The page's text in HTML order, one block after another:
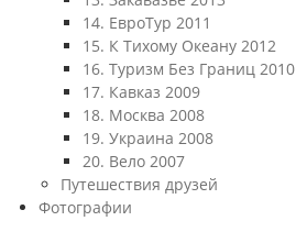
14. ЕвроТур 2011
15. К Тихому Океану 2012
16. Туризм Без Границ 2010
17. Кавказ 2009
18. Москва 2008
19. Украина 2008
20. Вело 2007
Путешествия друзей
Фотографии